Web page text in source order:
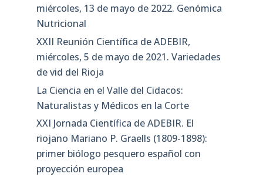
miércoles, 13 de mayo de 2022. Genómica
Nutricional
XXII Reunión Científica de ADEBIR,
miércoles, 5 de mayo de 2021. Variedades
de vid del Rioja
La Ciencia en el Valle del Cidacos:
Naturalistas y Médicos en la Corte
XXI Jornada Científica de ADEBIR. El
riojano Mariano P. Graells (1809-1898):
primer biólogo pesquero español con
proyección europea